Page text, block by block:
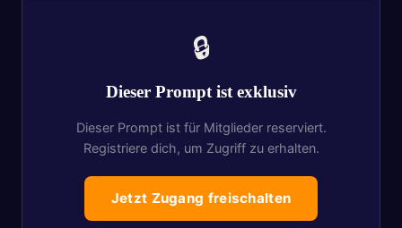
🔒
Dieser Prompt ist exklusiv
Dieser Prompt ist für Mitglieder reserviert.
Registriere dich, um Zugriff zu erhalten.
Jetzt Zugang freischalten